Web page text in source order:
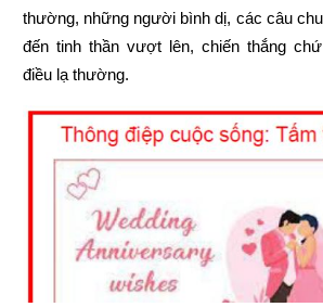
thường, những người bình dị, các câu
đến tinh thần vượt lên, chiến thắng
điều lạ thường.